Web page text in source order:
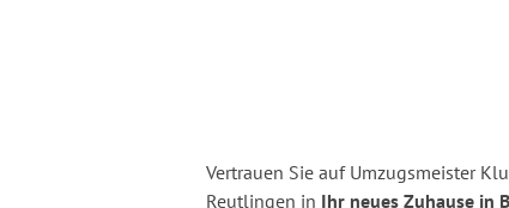
Vertrauen Sie auf Umzugsmeister
Reutlingen in Ihr neues Zuhause in